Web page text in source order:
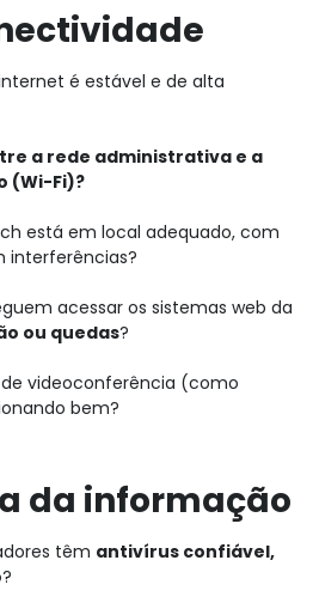
é estável e de alta
a rede administrativa e a
(Wi-Fi)?
está em local adequado, com
interferências?
acessar os sistemas web da
ou quedas?
videoconferência (como
bem?
da informação
têm antivírus confiável,
?